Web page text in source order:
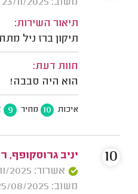
משוב: 23/11/2025
תיאור השירות:
תיקון ברז ניל
חוות דעת:
הוא היה סבבה!
איכות 10 מחיר 9
יניב גרוסקופף,
אשרור: 23/11/2025
משוב: 25/08/2025
10